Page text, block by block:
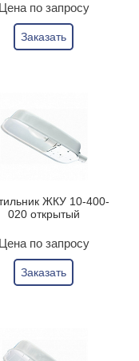
Цена по запросу
Заказать
ЖКУ 10-400-
020 открытый
Цена по запросу
Заказать